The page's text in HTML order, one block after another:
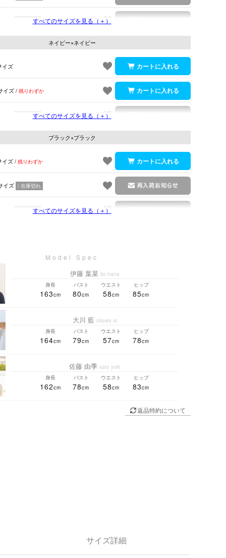
グレー×ブラック
在庫切れすべてのサイズを見る（＋）
ネイビー×ネイビー
イズ
イズ 残りわずか
在庫切れすべてのサイズを見る（＋）
ブラック×ブラック
イズ 残りわずか
イズ 在庫切れ
在庫切れすべてのサイズを見る（＋）
伊藤 葉菜 ito hana
身長
163
バスト
80
ウエスト
58
ヒップ
85
大川 藍 okawa ai
身長
164
バスト
79
ウエスト
57
ヒップ
78
佐藤 由季 sato yuki
身長
162
バスト
78
ウエスト
58
ヒップ
83
返品特約について
サイズ詳細